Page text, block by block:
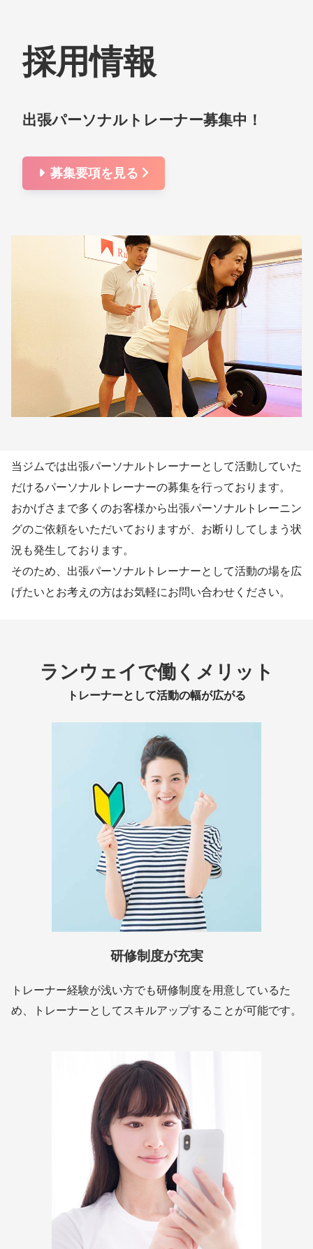
採用情報
出張パーソナルトレーナー募集中！
募集要項を見る
当ジムでは出張パーソナルトレーナーとして活動していた
だけるパーソナルトレーナーの募集を行っております。
おかげさまで多くのお客様から出張パーソナルトレーニン
グのご依頼をいただいておりますが、お断りしてしまう状
況も発生しております。
そのため、出張パーソナルトレーナーとして活動の場を広
げたいとお考えの方はお気軽にお問い合わせください。
ランウェイで働くメリット
トレーナーとして活動の幅が広がる
研修制度が充実
トレーナー経験が浅い方でも研修制度を用意しているた
め、トレーナーとしてスキルアップすることが可能です。